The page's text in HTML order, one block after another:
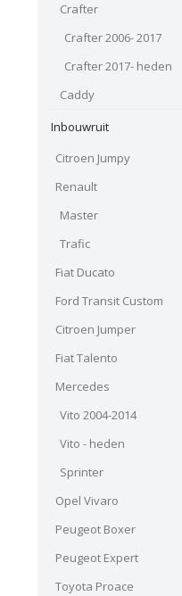
Crafter
Crafter 2006- 2017
Crafter 2017- heden
Caddy
Inbouwruit
Citroen Jumpy
Renault
Master
Trafic
Fiat Ducato
Ford Transit Custom
Citroen Jumper
Fiat Talento
Mercedes
Vito 2004-2014
Vito - heden
Sprinter
Opel Vivaro
Peugeot Boxer
Peugeot Expert
Toyota Proace